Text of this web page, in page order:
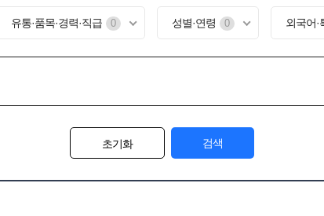
유통·품목·경력·직급 0 성별·연령 0 외국어·
초기화 검색